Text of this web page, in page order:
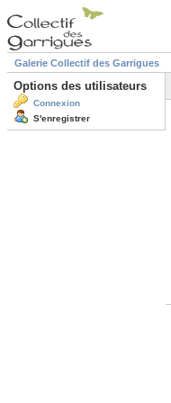
Galerie Collectif des Garrigues
Options des utilisateurs
Connexion
S'enregistrer